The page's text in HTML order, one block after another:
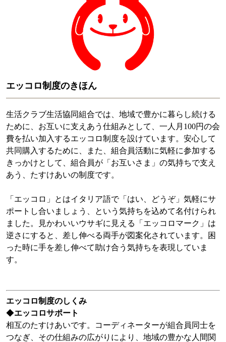
エッコロ制度のきほん
生活クラブ生活協同組合では、地域で豊かに暮らし続ける
ために、お互いに支えあう仕組みとして、一人月100円の会
費を払い加入するエッコロ制度を設けています。安心して
共同購入するために、また、組合員活動に気軽に参加する
きっかけとして、組合員が「お互いさま」の気持ちで支え
あう、たすけあいの制度です。
「エッコロ」とはイタリア語で「はい、どうぞ」気軽にサ
ポートし合いましょう、という気持ちを込めて名付けられ
ました。見かわいいウサギに見える「エッコロマーク」は
逆さにすると、差し伸べる両手が図案化されています。困
った時に手を差し伸べて助け合う気持ちを表現していま
す。
エッコロ制度のしくみ
◆エッコロサポート
相互のたすけあいです。コーディネーターが組合員同士を
つなぎ、その仕組みの広がりにより、地域の豊かな人間関